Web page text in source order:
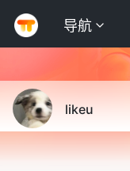
导航
likeu